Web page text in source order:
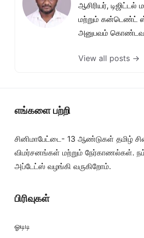
ஆசிரியர், டிஜிட்டல்
மற்றும் கன்டெண்ட்
அனுபவம்
View all posts →
எங்களை பற்றி
சினிமாபேட்டை- 13 ஆண்டுகள் தமிழ்
விமர்சனங்கள் மற்றும் நேர்காணல்கள்.
அப்டேட்ஸ் வழங்கி வருகிறோம்.
பிரிவுகள்
ஓடிடி